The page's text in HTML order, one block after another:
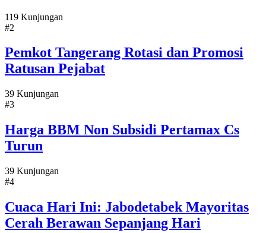
119 Kunjungan
#2
Pemkot Tangerang Rotasi dan Promosi
Ratusan Pejabat
39 Kunjungan
#3
Harga BBM Non Subsidi Pertamax Cs
Turun
39 Kunjungan
#4
Cuaca Hari Ini: Jabodetabek Mayoritas
Cerah Berawan Sepanjang Hari